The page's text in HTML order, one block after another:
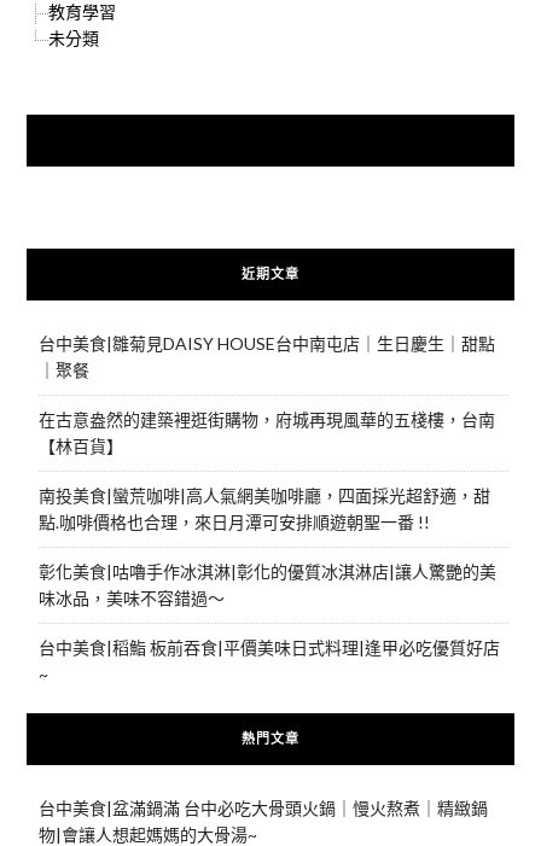
教育學習
未分類
近期文章
台中美食|雛菊見DAISY HOUSE台中南屯店｜生日慶生｜甜點
｜聚餐
在古意盎然的建築裡逛街購物，府城再現風華的五棧樓，台南
【林百貨】
南投美食|蠻荒咖啡|高人氣網美咖啡廳，四面採光超舒適，甜
點.咖啡價格也合理，來日月潭可安排順遊朝聖一番 !!
彰化美食|咕嚕手作冰淇淋|彰化的優質冰淇淋店|讓人驚艷的美
味冰品，美味不容錯過～
台中美食|稻鮨 板前吞食|平價美味日式料理|逢甲必吃優質好店
~
熱門文章
台中美食|盆滿鍋滿 台中必吃大骨頭火鍋｜慢火熬煮｜精緻鍋
物|會讓人想起媽媽的大骨湯~